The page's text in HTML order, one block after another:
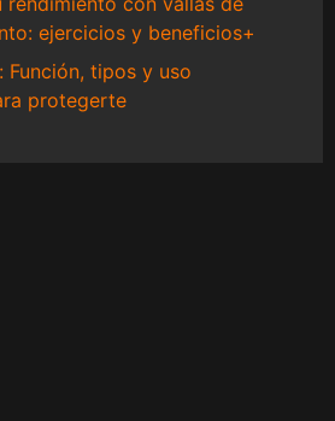
ejercicios y beneficios+
Función, tipos y uso
protegerte